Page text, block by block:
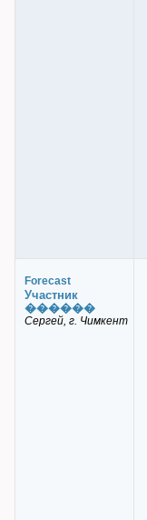
Forecast
Участник
������
Сергей, г. Чимкент